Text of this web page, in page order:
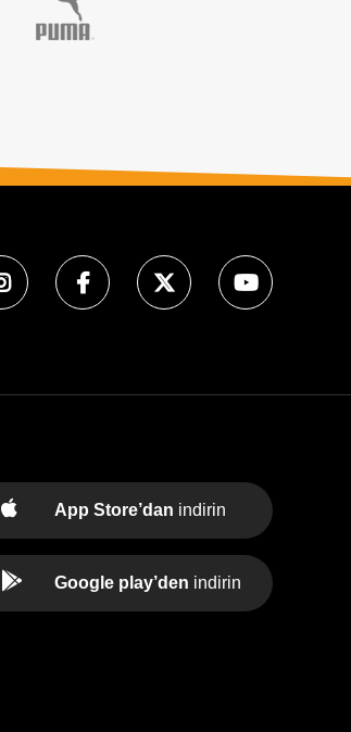
App Store’dan indirin
Google play’den indirin